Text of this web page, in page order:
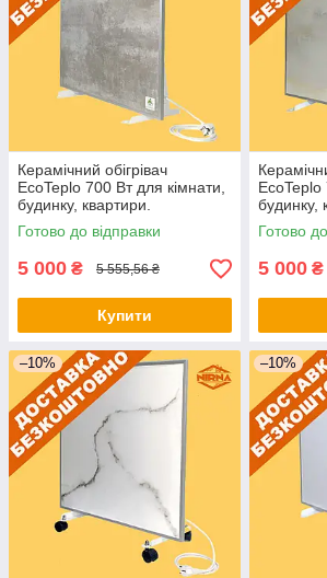
Керамічний обігрівач
EcoTeplo 700 Вт для кімнати,
будинку, квартири.
Електричний обігрівач
приміщення
Готово до відправки
5 000 ₴ 5 555,56 ₴
Купити
EcoTeplo
будинку,
Готово
5 000 ₴
–10% –10%